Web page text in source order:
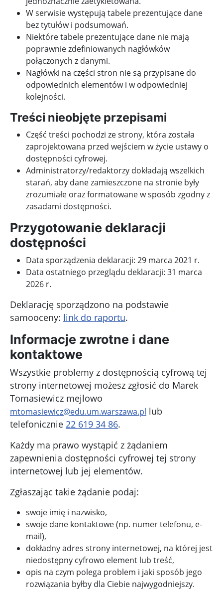
W serwisie występują tabele prezentujące dane
bez tytułów i podsumowań.
Niektóre tabele prezentujące dane nie mają
poprawnie zdefiniowanych nagłówków
połączonych z danymi.
Nagłówki na części stron nie są przypisane do
odpowiednich elementów i w odpowiedniej
kolejności.
Treści nieobjęte przepisami
Część treści pochodzi ze strony, która została
zaprojektowana przed wejściem w życie ustawy o
dostępności cyfrowej.
Administratorzy/redaktorzy dokładają wszelkich
starań, aby dane zamieszczone na stronie były
zrozumiałe oraz formatowane w sposób zgodny z
zasadami dostępności.
Przygotowanie deklaracji
dostępności
Data sporządzenia deklaracji: 29 marca 2021 r.
Data ostatniego przeglądu deklaracji: 31 marca
2026 r.
Deklarację sporządzono na podstawie
samooceny: link do raportu.
Informacje zwrotne i dane
kontaktowe
Wszystkie problemy z dostępnością cyfrową tej
strony internetowej możesz zgłosić do Marek
Tomasiewicz mejlowo
mtomasiewicz@edu.um.warszawa.pl lub
telefonicznie 22 619 34 86.
Każdy ma prawo wystąpić z żądaniem
zapewnienia dostępności cyfrowej tej strony
internetowej lub jej elementów.
Zgłaszając takie żądanie podaj:
swoje imię i nazwisko,
swoje dane kontaktowe (np. numer telefonu, e-
mail),
dokładny adres strony internetowej, na której jest
niedostępny cyfrowo element lub treść,
opis na czym polega problem i jaki sposób jego
rozwiązania byłby dla Ciebie najwygodniejszy.